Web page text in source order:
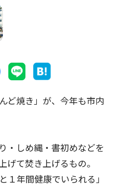
ど焼き」が、今年も市内
・しめ縄・書初めなどを
げて焚き上げるもの。
１年間健康でいられる」